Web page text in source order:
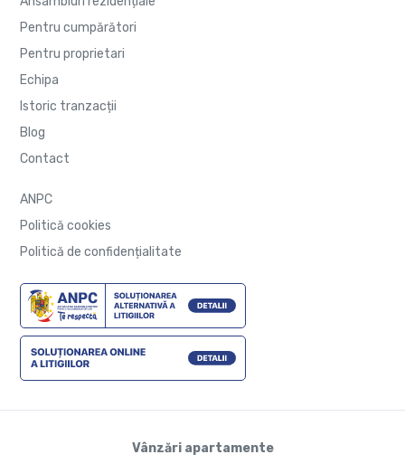
Pentru cumpărători
Pentru proprietari
Echipa
Istoric tranzacții
Blog
Contact
ANPC
Politică cookies
Politică de confidențialitate
Vânzări apartamente